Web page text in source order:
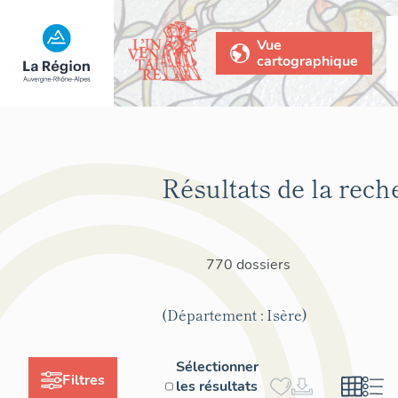
Vue
cartographique
Filtres
Résultats de la
770 dossiers
(Département : Isère)
Sélectionner
les résultats